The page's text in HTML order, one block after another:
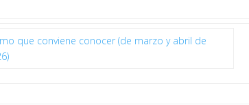
que conviene conocer (de marzo y abril de